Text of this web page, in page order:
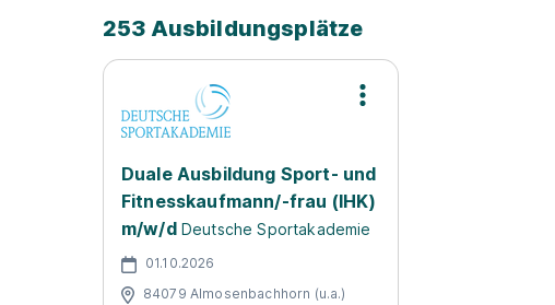
253 Ausbildungsplätze
Duale Ausbildung Sport- und
Fitnesskaufmann/-frau (IHK)
m/w/d Deutsche Sportakademie
01.10.2026
84079 Almosenbachhorn (u.a.)